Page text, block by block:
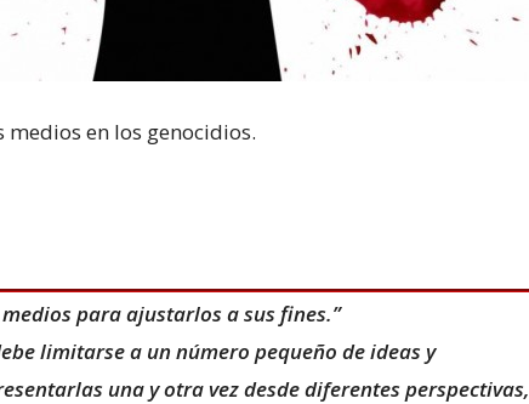
medios en los genocidios.
para ajustarlos a sus fines.”
limitarse a un número pequeño de ideas y
una y otra vez desde diferentes perspectivas,